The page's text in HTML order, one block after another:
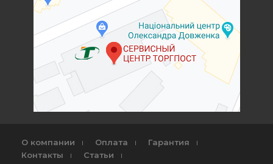
О компании Оплата
Гарантия
Контакты
Статьи